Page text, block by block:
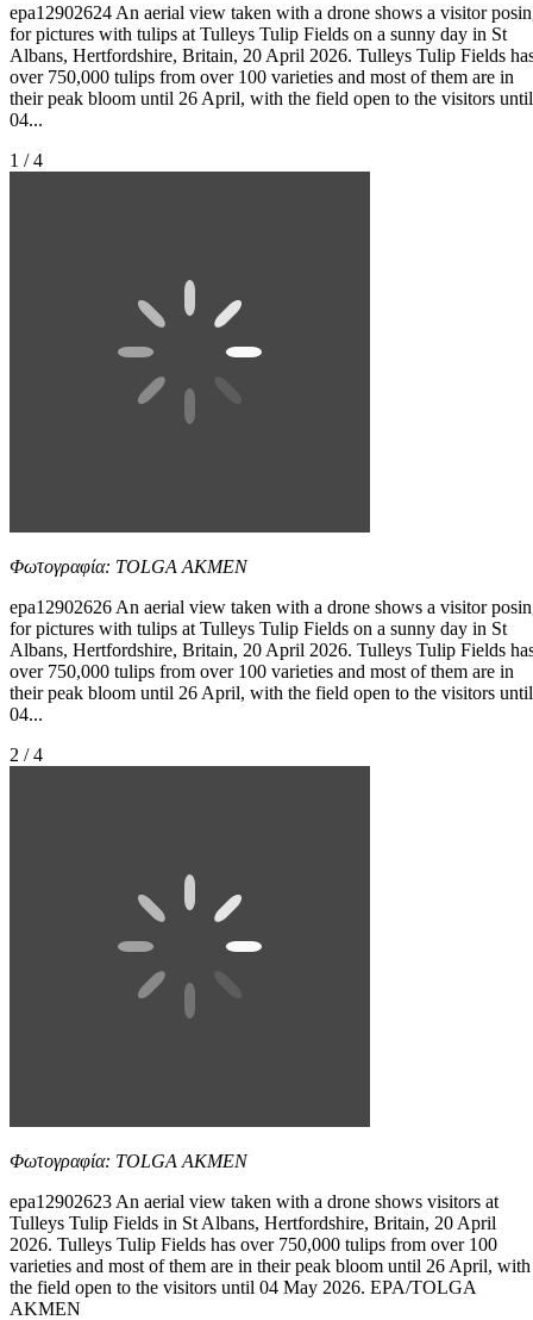
epa12902624 An aerial view taken with a drone shows a visitor
for pictures with tulips at Tulleys Tulip Fields on a sunny day in St
Albans, Hertfordshire, Britain, 20 April 2026. Tulleys Tulip Fields
over 750,000 tulips from over 100 varieties and most of them are in
their peak bloom until 26 April, with the field open to the visitors until
04...
1 / 4
Φωτογραφία: TOLGA AKMEN
epa12902626 An aerial view taken with a drone shows a visitor
for pictures with tulips at Tulleys Tulip Fields on a sunny day in St
Albans, Hertfordshire, Britain, 20 April 2026. Tulleys Tulip Fields
over 750,000 tulips from over 100 varieties and most of them are in
their peak bloom until 26 April, with the field open to the visitors until
04...
2 / 4
Φωτογραφία: TOLGA AKMEN
epa12902623 An aerial view taken with a drone shows visitors at
Tulleys Tulip Fields in St Albans, Hertfordshire, Britain, 20 April
2026. Tulleys Tulip Fields has over 750,000 tulips from over 100
varieties and most of them are in their peak bloom until 26 April, with
the field open to the visitors until 04 May 2026. EPA/TOLGA
AKMEN